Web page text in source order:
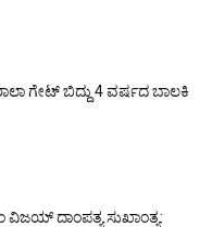
ಗೇಟ್‌ ಬಿದ್ದು 4 ವರ್ಷದ ಬಾಲಕಿ
ದಾಂಪತ್ಯ ಸುಖಾಂತ್ಯ: